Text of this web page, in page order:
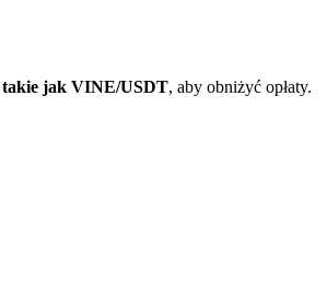
takie jak VINE/USDT, aby obniżyć opłaty.